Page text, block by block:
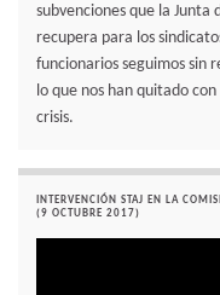
subvenciones que la Junta
recupera para los
funcionarios seguimos sin
lo que nos han quitado
crisis.
INTERVENCIÓN STAJ EN LA
(9 OCTUBRE 2017)